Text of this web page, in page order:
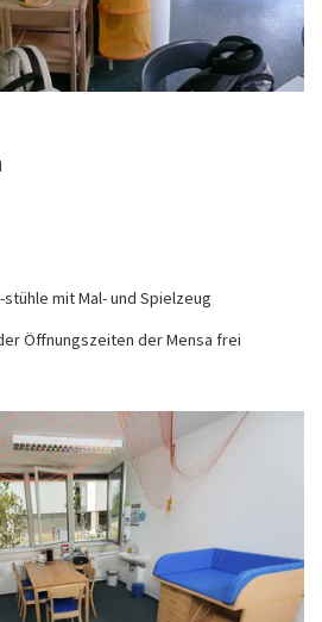
mit Mal- und Spielzeug
Öffnungszeiten der Mensa frei